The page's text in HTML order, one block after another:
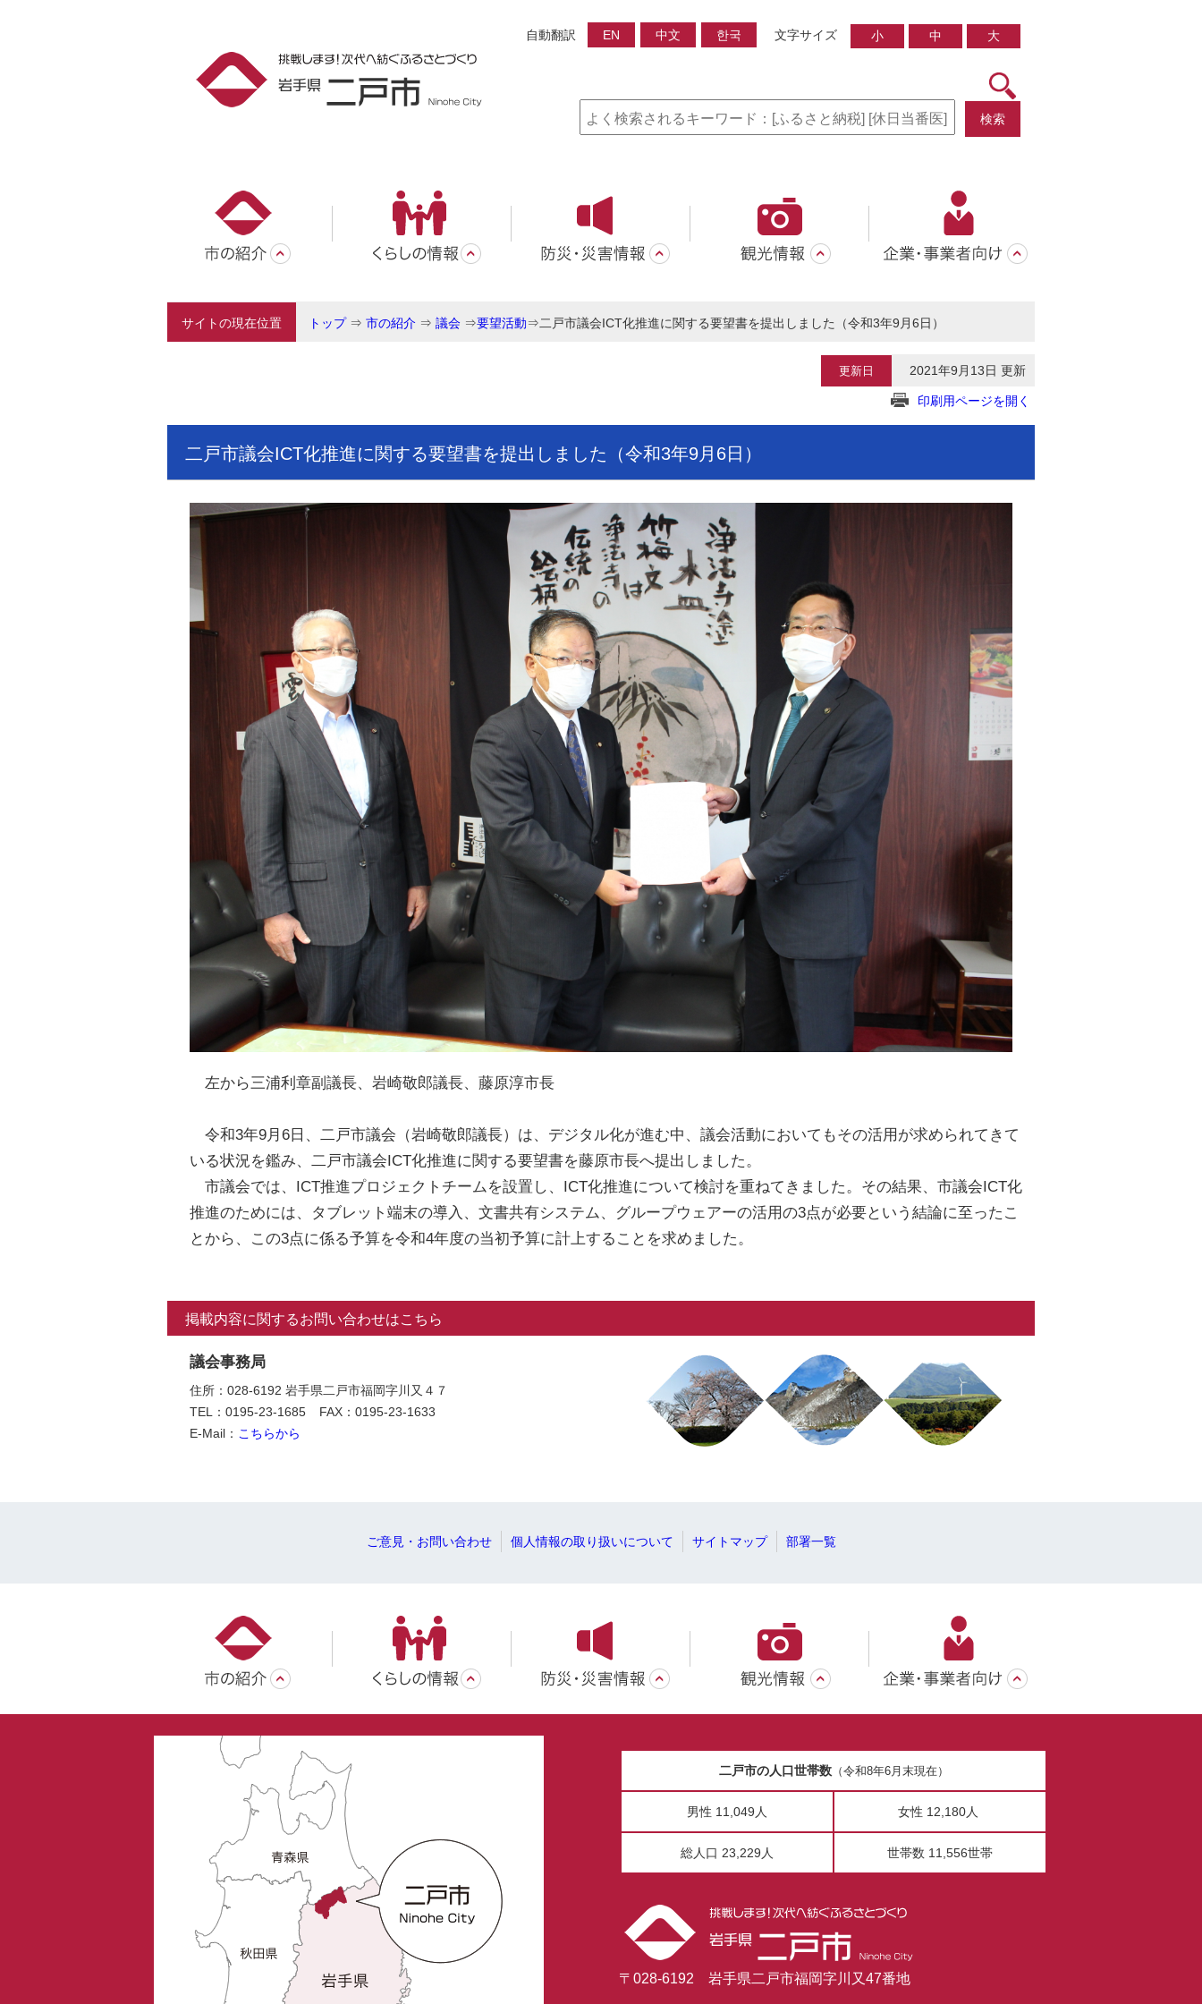
自動翻訳 EN 中文 한국 文字サイズ 小 中 大
検索
サイトの現在位置 トップ⇒ 市の紹介 ⇒ 議会 ⇒要望活動⇒二戸市議会ICT化推進に関する要望書を提出しました（令和3年9月6日）
更新日 2021年9月13日 更新
印刷用ページを開く
二戸市議会ICT化推進に関する要望書を提出しました（令和3年9月6日）
左から三浦利章副議長、岩崎敬郎議長、藤原淳市長
令和3年9月6日、二戸市議会（岩崎敬郎議長）は、デジタル化が進む中、議会活動においてもその活用が求められてきて
いる状況を鑑み、二戸市議会ICT化推進に関する要望書を藤原市長へ提出しました。
市議会では、ICT推進プロジェクトチームを設置し、ICT化推進について検討を重ねてきました。その結果、市議会ICT化
推進のためには、タブレット端末の導入、文書共有システム、グループウェアーの活用の3点が必要という結論に至ったこ
とから、この3点に係る予算を令和4年度の当初予算に計上することを求めました。
掲載内容に関するお問い合わせはこちら
議会事務局
住所：028-6192 岩手県二戸市福岡字川又４７
TEL：0195-23-1685
FAX：0195-23-1633
E-Mail： こちらから
ご意見・お問い合わせ 個人情報の取り扱いについて サイトマップ 部署一覧
二戸市の人口世帯数（令和8年6月末現在）
男性 11,049人 女性 12,180人
総人口 23,229人 世帯数 11,556世帯
〒028-6192 岩手県二戸市福岡字川又47番地